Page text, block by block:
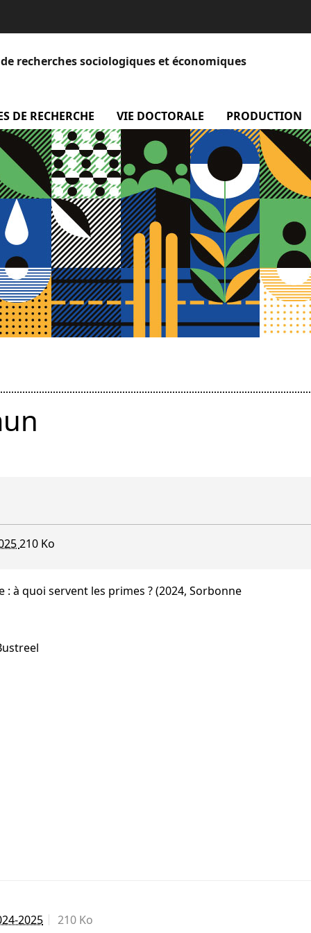
recherches sociologiques et économiques
Equipe
DE RECHERCHE menu Axes de recherche
VIE DOCTORALE menu Vie
PRODUCTION
210 Ko
à quoi servent les primes ? (2024, Sorbonne
2025 210 Ko